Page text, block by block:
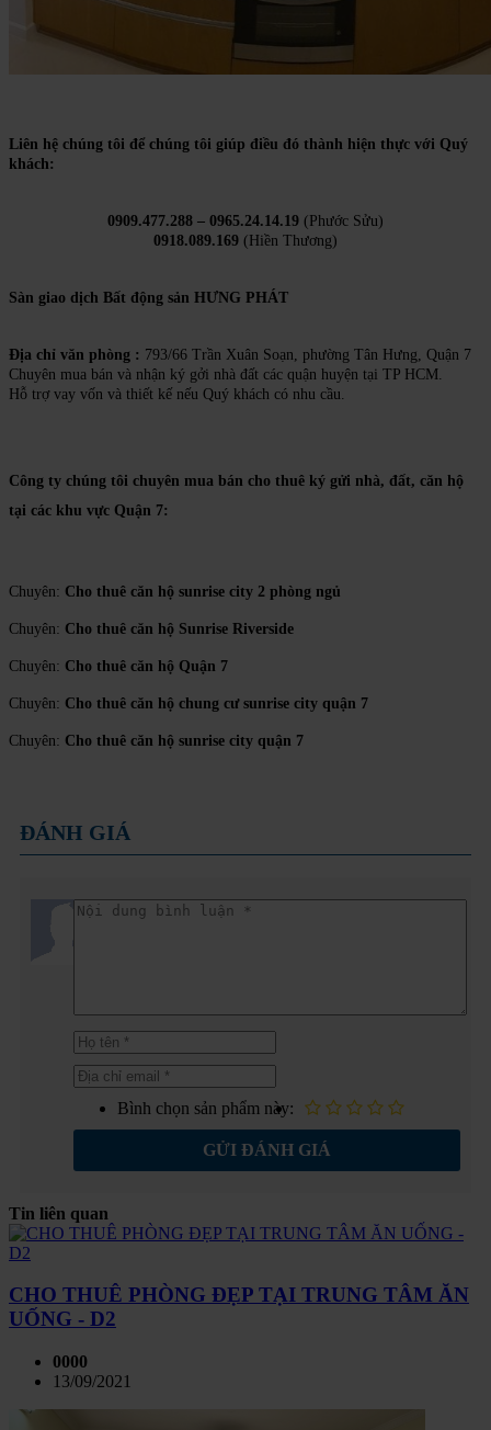
Liên hệ chúng tôi để chúng tôi giúp điều đó thành hiện thực với Quý
khách:
0909.477.288 – 0965.24.14.19 (Phước Sửu)
0918.089.169 (Hiền Thương)
Sàn giao dịch Bất động sản HƯNG PHÁT
Địa chỉ văn phòng : 793/66 Trần Xuân Soạn, phường Tân Hưng, Quận 7
Chuyên mua bán và nhận ký gởi nhà đất các quận huyện tại TP HCM.
Hỗ trợ vay vốn và thiết kế nếu Quý khách có nhu cầu.
Công ty chúng tôi chuyên mua bán cho thuê ký gửi nhà, đất, căn hộ
tại các khu vực Quận 7:
Chuyên: Cho thuê căn hộ sunrise city 2 phòng ngủ
Chuyên: Cho thuê căn hộ Sunrise Riverside
Chuyên: Cho thuê căn hộ Quận 7
Chuyên: Cho thuê căn hộ chung cư sunrise city quận 7
Chuyên: Cho thuê căn hộ sunrise city quận 7
ĐÁNH GIÁ
Bình chọn sản phẩm này:
GỬI ĐÁNH GIÁ
Tin liên quan
CHO THUÊ PHÒNG ĐẸP TẠI TRUNG TÂM ĂN
UỐNG - D2
0000
13/09/2021